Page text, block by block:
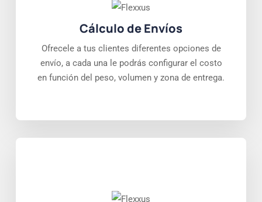
Cálculo de Envíos
Ofrecele a tus clientes diferentes opciones de
envío, a cada una le podrás configurar el costo
en función del peso, volumen y zona de entrega.